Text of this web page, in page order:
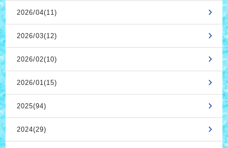
2026/04(11)
2026/03(12)
2026/02(10)
2026/01(15)
2025(94)
2024(29)